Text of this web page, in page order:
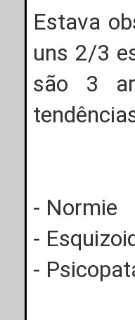
Estava
uns 2/3
são 3
- Normie
-
-